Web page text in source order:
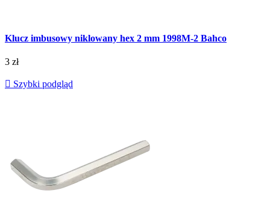
Klucz imbusowy niklowany hex 2 mm 1998M-2 Bahco
3 zł
 Szybki podgląd